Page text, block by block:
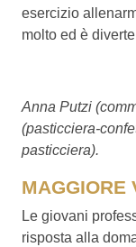
esercizio
molto ed è
Anna Putzi
(pasticciera-
pasticciera).
MAGGIORE
Le giovani
risposta alla